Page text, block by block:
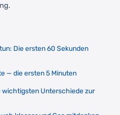
Die ersten 60 Sekunden
— die ersten 5 Minuten
wichtigsten Unterschiede zur